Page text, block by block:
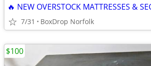
7/31 BoxDrop Norfolk
$100